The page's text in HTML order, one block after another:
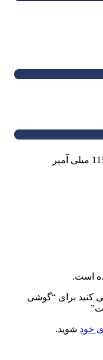
باتری با ظرفیت 1150 میلی آمپر
است.
کنید برای “گوشی
خود شوید.